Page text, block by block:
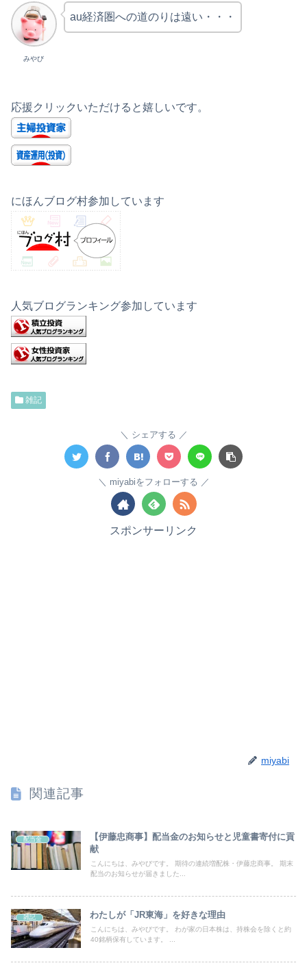
みやび
au経済圏への道のりは遠い・・・
応援クリックいただけると嬉しいです。
にほんブログ村参加しています
人気ブログランキング参加しています
雑記
シェアする
miyabiをフォローする
スポンサーリンク
miyabi
関連記事
配当金
【伊藤忠商事】配当金のお知らせと児童書寄付に貢
献
こんにちは、みやびです。 期待の連続増配株・伊藤忠商事。 期末
配当のお知らせが届きました...
雑記 わたしが「JR東海」を好きな理由
こんにちは、みやびです。 わが家の日本株は、持株会を除くと約
40銘柄保有しています。 ...